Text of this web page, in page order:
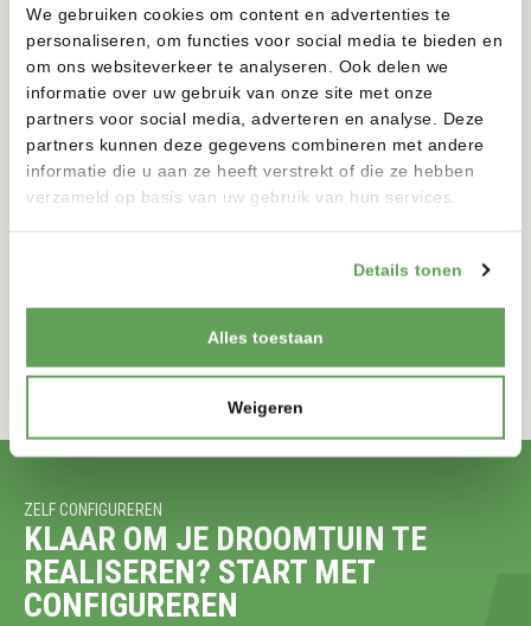
We gebruiken cookies om content en advertenties te
personaliseren, om functies voor social media te bieden en
om ons websiteverkeer te analyseren. Ook delen we
informatie over uw gebruik van onze site met onze
partners voor social media, adverteren en analyse. Deze
partners kunnen deze gegevens combineren met andere
informatie die u aan ze heeft verstrekt of die ze hebben
verzameld op basis van uw gebruik van hun services.
Details tonen
Alles toestaan
Weigeren
TORRE SOLAR
12 VOLT
175-175MM
BEKIJKEN
ZELF CONFIGUREREN
KLAAR OM JE DROOMTUIN TE
REALISEREN? START MET
CONFIGUREREN